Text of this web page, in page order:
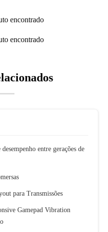
encontrado
encontrado
entre gerações de
para Transmissões
Gamepad Vibration